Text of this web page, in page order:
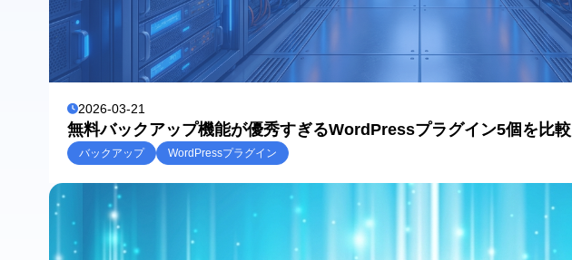
2026-03-21
無料バックアップ機能が優秀すぎるWordPressプラグイン5個を比較
バックアップ WordPressプラグイン